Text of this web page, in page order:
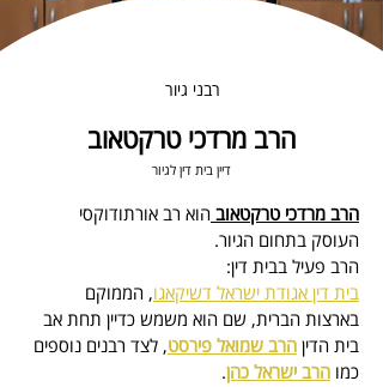
רבני גיור
הרב מרדכי טרקטאוב
דיין בית דין לגיור
הרב מרדכי טרקטאוב הוא רב אורתודוקסי
העוסק בתחום הגיור.
הרב פעיל בבית דין:
בית דין אגודת ישראל דשיקאגו, הממוקם
בארצות הברית, שם הוא משמש כדיין תחת אב
בית הדין הרב שמואל פירסט, לצד רבנים נוספים
כמו הרב ישראל כהן.